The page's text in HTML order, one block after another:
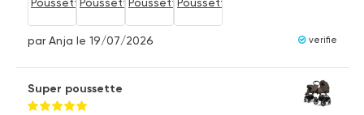
par Anja le 19/07/2026 verifie
Super poussette